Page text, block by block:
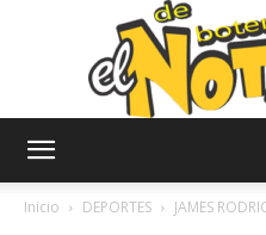
Inicio DEPORTES JAMES